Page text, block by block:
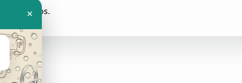
aprobados.
×